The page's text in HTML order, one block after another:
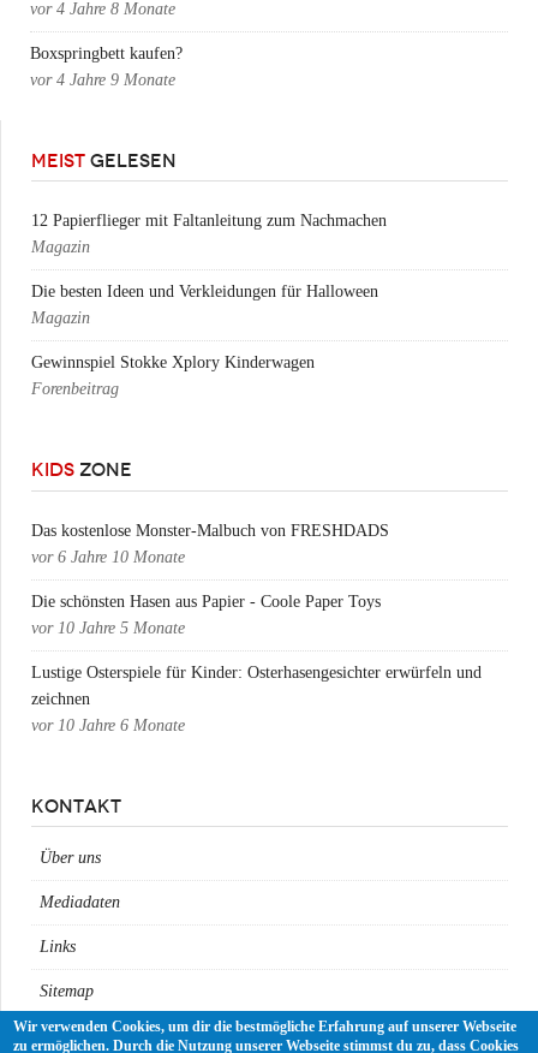
vor 4 Jahre 8 Monate
Boxspringbett kaufen?
vor 4 Jahre 9 Monate
MEIST GELESEN
12 Papierflieger mit Faltanleitung zum Nachmachen
Magazin
Die besten Ideen und Verkleidungen für Halloween
Magazin
Gewinnspiel Stokke Xplory Kinderwagen
Forenbeitrag
KIDS ZONE
Das kostenlose Monster-Malbuch von FRESHDADS
vor 6 Jahre 10 Monate
Die schönsten Hasen aus Papier - Coole Paper Toys
vor 10 Jahre 5 Monate
Lustige Osterspiele für Kinder: Osterhasengesichter erwürfeln und
zeichnen
vor 10 Jahre 6 Monate
KONTAKT
Über uns
Mediadaten
Links
Sitemap
Impressum
Wir verwenden Cookies, um dir die bestmögliche Erfahrung auf unserer Webseite
zu ermöglichen. Durch die Nutzung unserer Webseite stimmst du zu, dass Cookies